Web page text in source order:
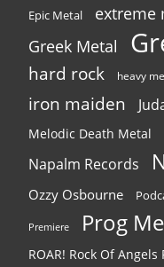
Epic Metal extreme
Greek Metal
hard rock heavy
iron maiden
Melodic Death Metal
Napalm Records
Ozzy Osbourne
Premiere Prog
ROAR! Rock Of Angels